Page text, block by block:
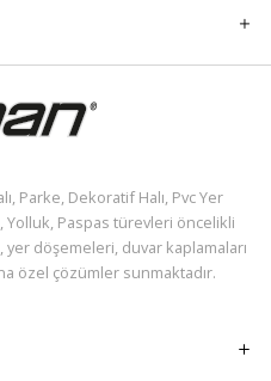
Parke, Dekoratif Halı, Pvc Yer
Yolluk, Paspas türevleri öncelikli
döşemeleri, duvar kaplamaları
özel çözümler sunmaktadır.